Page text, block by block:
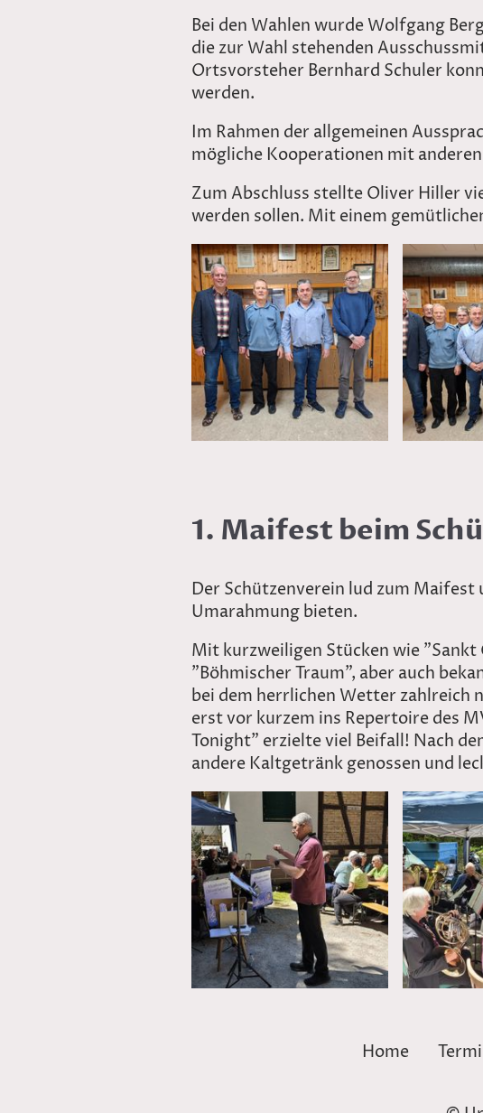
Bei den Wahlen wurde Wolfgang
die zur Wahl stehenden
Ortsvorsteher Bernhard Schuler
werden.
Im Rahmen der allgemeinen
mögliche Kooperationen mit
Zum Abschluss stellte Oliver Hiller
werden sollen. Mit einem
1. Maifest beim
Der Schützenverein lud zum
Umarahmung bieten.
Mit kurzweiligen Stücken wie
"Böhmischer Traum", aber auch
bei dem herrlichen Wetter zahlreich
erst vor kurzem ins Repertoire des
Tonight" erzielte viel Beifall! Nach
andere Kaltgetränk genossen und
Home